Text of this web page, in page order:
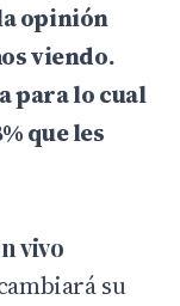
opinión
viendo.
para lo cual
que les
vivo
su